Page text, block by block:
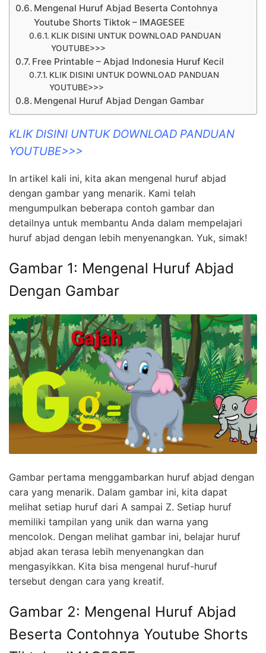
Mengenal Huruf Abjad Beserta Contohnya
Youtube Shorts Tiktok – IMAGESEE
KLIK DISINI UNTUK DOWNLOAD PANDUAN
YOUTUBE>>>
Free Printable – Abjad Indonesia Huruf Kecil
KLIK DISINI UNTUK DOWNLOAD PANDUAN
YOUTUBE>>>
Mengenal Huruf Abjad Dengan Gambar
KLIK DISINI UNTUK DOWNLOAD PANDUAN
YOUTUBE>>>
In artikel kali ini, kita akan mengenal huruf abjad
dengan gambar yang menarik. Kami telah
mengumpulkan beberapa contoh gambar dan
detailnya untuk membantu Anda dalam mempelajari
huruf abjad dengan lebih menyenangkan. Yuk, simak!
Gambar 1: Mengenal Huruf Abjad
Dengan Gambar
Gambar pertama menggambarkan huruf abjad dengan
cara yang menarik. Dalam gambar ini, kita dapat
melihat setiap huruf dari A sampai Z. Setiap huruf
memiliki tampilan yang unik dan warna yang
mencolok. Dengan melihat gambar ini, belajar huruf
abjad akan terasa lebih menyenangkan dan
mengasyikkan. Kita bisa mengenal huruf-huruf
tersebut dengan cara yang kreatif.
Gambar 2: Mengenal Huruf Abjad
Beserta Contohnya Youtube Shorts